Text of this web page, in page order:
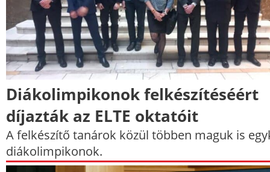
Diákolimpikonok felkészítéséért
díjazták az ELTE oktatóit
A felkészítő tanárok közül többen maguk is
diákolimpikonok.